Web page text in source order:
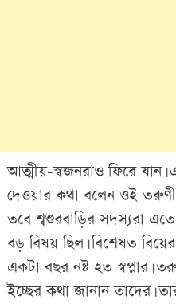
আত্মীয়-স্বজনরাও ফিরে যান।
দেওয়ার কথা বলেন ওই
তবে শ্বশুরবাড়ির সদস্যরা
বড় বিষয় ছিল। বিশেষত
একটা বছর নষ্ট হত স্বপ্নার।
ইচ্ছের কথা জানান তাদের।